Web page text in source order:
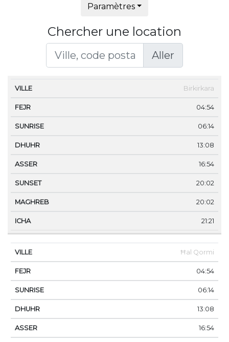
Paramètres
Chercher une location
Aller
VILLE ASSERBirkirkara
04:54
06:14
13:08
16:54
20:02
20:02
21:21
Ħal Qormi
04:54
06:14
13:08
16:54